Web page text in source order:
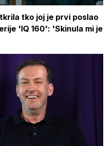
tko joj je prvi poslao
'IQ 160': 'Skinula mi je